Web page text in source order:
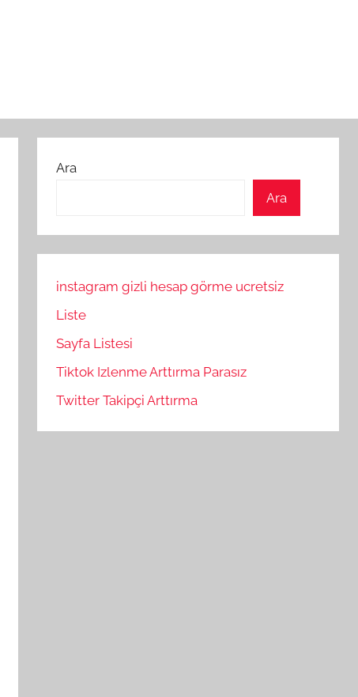
Ara
Ara
instagram gizli hesap görme ucretsiz
Liste
Sayfa Listesi
Tiktok Izlenme Arttırma Parasız
Twitter Takipçi Arttırma